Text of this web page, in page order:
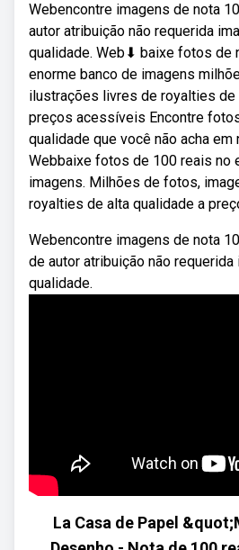
Webencontre imagens de nota
autor atribuição não requerida
qualidade. Web⬇ baixe fotos de
enorme banco de imagens
ilustrações livres de royalties de
preços acessíveis Encontre
qualidade que você não acha em
Webbaixe fotos de 100 reais no
imagens. Milhões de fotos,
royalties de alta qualidade a
Webencontre imagens de nota
de autor atribuição não
qualidade.
La Casa de Papel